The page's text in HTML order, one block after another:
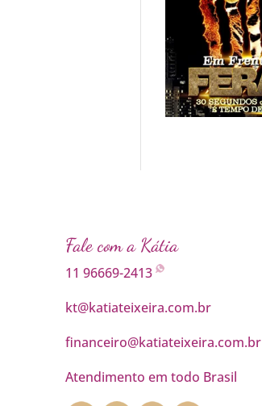
Fale com a Kátia
11 96669-2413
kt@katiateixeira.com.br
financeiro@katiateixeira.com.br
Atendimento em todo Brasil